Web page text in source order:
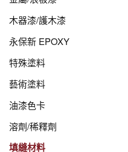
木器漆/護木漆
永保新 EPOXY
特殊塗料
藝術塗料
油漆色卡
溶劑/稀釋劑
填縫材料